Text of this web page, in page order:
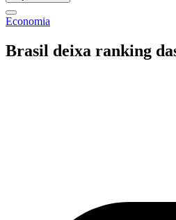
Economia
Brasil deixa ranking